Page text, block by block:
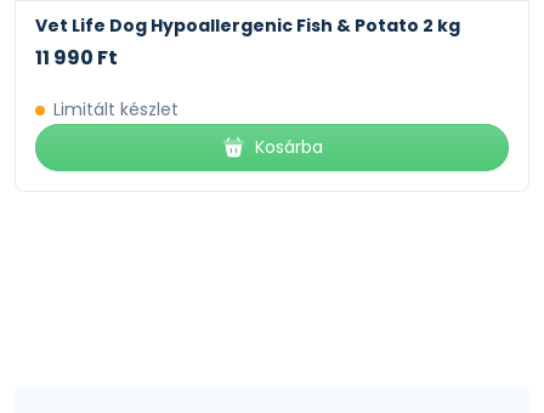
Vet Life Dog Hypoallergenic Fish & Potato 2 kg
11 990 Ft
Limitált készlet
Kosárba